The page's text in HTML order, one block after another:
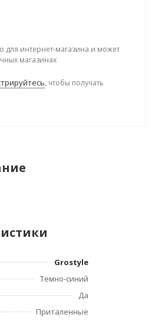
для интернет-магазина и может
магазинах
, чтобы получать
Grostyle
Темно-синий
Да
Приталенные